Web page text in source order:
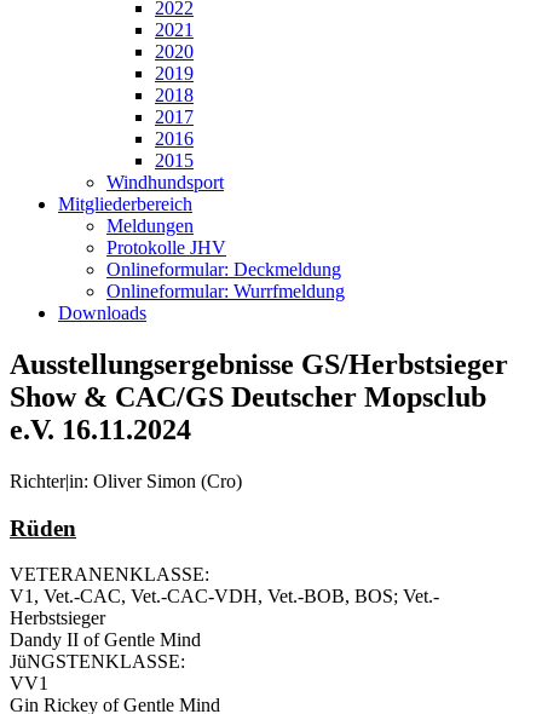
2022
2021
2020
2019
2018
2017
2016
2015
Windhundsport
Mitgliederbereich
Meldungen
Protokolle JHV
Onlineformular: Deckmeldung
Onlineformular: Wurrfmeldung
Downloads
Ausstellungsergebnisse GS/Herbstsieger
Show & CAC/GS Deutscher Mopsclub
e.V. 16.11.2024
Richter|in: Oliver Simon (Cro)
Rüden
VETERANENKLASSE:
V1, Vet.-CAC, Vet.-CAC-VDH, Vet.-BOB, BOS; Vet.-
Herbstsieger
Dandy II of Gentle Mind
JüNGSTENKLASSE:
VV1
Gin Rickey of Gentle Mind